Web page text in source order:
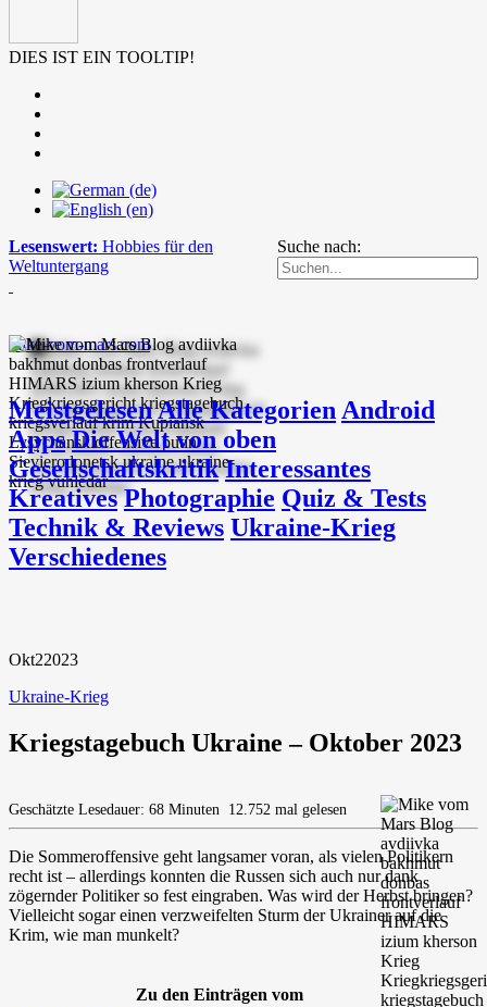
DIES IST EIN TOOLTIP!
Suche nach:
Lesenswert: Hobbies für den
Weltuntergang
mike-vom-mars.com
MeistgelesenAlle Kategorien Android
Apps Die Welt von oben
Gesellschaftskritik Interessantes
Kreatives Photographie Quiz & Tests
Technik & Reviews Ukraine-Krieg
Verschiedenes
Okt22023
Ukraine-Krieg
Kriegstagebuch Ukraine – Oktober 2023
Geschätzte Lesedauer: 68 Minuten 12.752 mal gelesen
Die Sommeroffensive geht langsamer voran, als vielen Politikern
recht ist – allerdings konnten die Russen sich auch nur dank
zögernder Politiker so fest eingraben. Was wird der Herbst bringen?
Vielleicht sogar einen verzweifelten Sturm der Ukrainer auf die
Krim, wie man munkelt?
Zu den Einträgen vom